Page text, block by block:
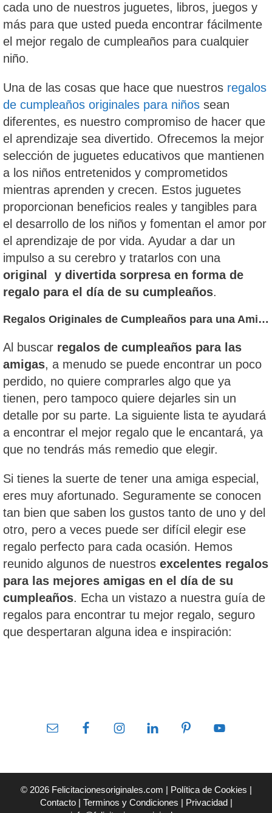
cada uno de nuestros juguetes, libros, juegos y
más para que usted pueda encontrar fácilmente
el mejor regalo de cumpleaños para cualquier
niño.
Una de las cosas que hace que nuestros regalos
de cumpleaños originales para niños sean
diferentes, es nuestro compromiso de hacer que
el aprendizaje sea divertido. Ofrecemos la mejor
selección de juguetes educativos que mantienen
a los niños entretenidos y comprometidos
mientras aprenden y crecen. Estos juguetes
proporcionan beneficios reales y tangibles para
el desarrollo de los niños y fomentan el amor por
el aprendizaje de por vida. Ayudar a dar un
impulso a su cerebro y tratarlos con una
original y divertida sorpresa en forma de
regalo para el día de su cumpleaños.
Regalos Originales de Cumpleaños para una Amiga
Al buscar regalos de cumpleaños para las
amigas, a menudo se puede encontrar un poco
perdido, no quiere comprarles algo que ya
tienen, pero tampoco quiere dejarles sin un
detalle por su parte. La siguiente lista te ayudará
a encontrar el mejor regalo que le encantará, ya
que no tendrás más remedio que elegir.
Si tienes la suerte de tener una amiga especial,
eres muy afortunado. Seguramente se conocen
tan bien que saben los gustos tanto de uno y del
otro, pero a veces puede ser difícil elegir ese
regalo perfecto para cada ocasión. Hemos
reunido algunos de nuestros excelentes regalos
para las mejores amigas en el día de su
cumpleaños. Echa un vistazo a nuestra guía de
regalos para encontrar tu mejor regalo, seguro
que despertaran alguna idea e inspiración:
© 2026 Felicitacionesoriginales.com | Política de Cookies |
Contacto | Terminos y Condiciones | Privacidad|